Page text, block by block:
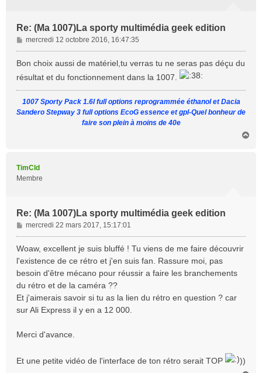
Re: (Ma 1007)La sporty multimédia geek edition
M
e
s
a
g
e
mercredi 12 octobre 2016, 16:47:35
Bon choix aussi de matériel,tu verras tu ne seras pas déçu du
résultat et du fonctionnement dans la 1007.
1007 Sporty Pack 1.6l full options reprogrammée éthanol et Dacia
Sandero Stepway 3 full options EcoG essence et gpl-Quel bonheur de
faire son plein à moins de 40e
TimCld
Membre
Re: (Ma 1007)La sporty multimédia geek edition
M
e
s
g
e
mercredi 22 mars 2017, 15:17:01
Woaw, excellent je suis bluffé ! Tu viens de me faire découvrir
l'existence de ce rétro et j'en suis fan. Rassure moi, pas
besoin d'être mécano pour réussir a faire les branchements
du rétro et de la caméra ??
Et j'aimerais savoir si tu as la lien du rétro en question ? car
sur Ali Express il y en a 12 000.
Merci d'avance.
Et une petite vidéo de l'interface de ton rétro serait TOP
))